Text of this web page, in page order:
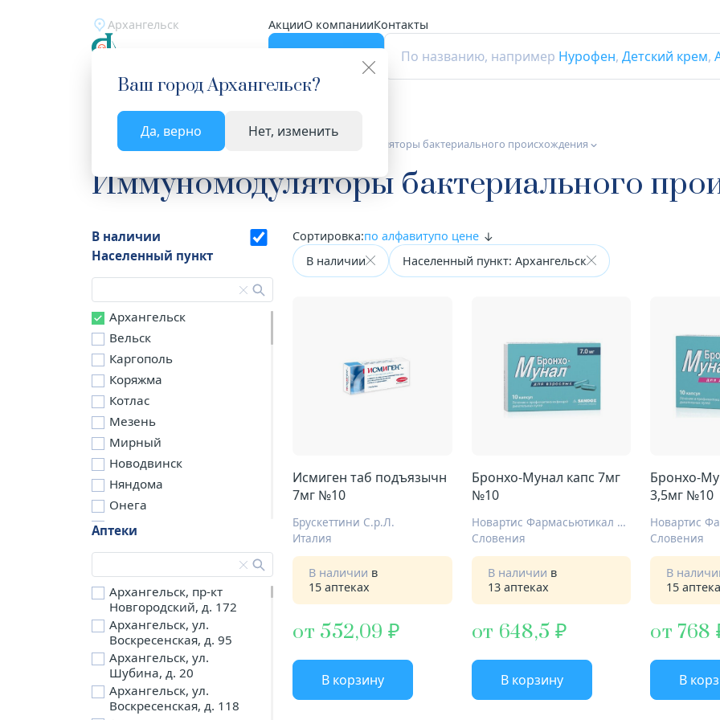
Архангельск АкцииО компанииКонтакты
По названию, например Нурофен, Детский крем,
Ваш городАрхангельск?
Да, верно Нет, изменить
Главная Каталог Лекарства и БАД Иммуномодуляторы бактериального происхождения
Иммуномодуляторы бактериального
В наличии
Населенный пункт
Архангельск
Вельск
Каргополь
Коряжма
Котлас
Мезень
Мирный
Новодвинск
Няндома
Онега
Северодвинск
д. Бережная
д. Петариха
д. Согра
п. Березник
п. Боброво
п. Вычегодский
п. Двинской,
Аптеки
Архангельск, пр-кт
Новгородский, д. 172
Архангельск, ул.
Воскресенская, д. 95
Архангельск, ул.
Шубина, д. 20
Архангельск, ул.
Воскресенская, д. 118
Сортировка:по алфавитупо цене
В наличии
Населенный пункт: Архангельск
Исмиген таб подъязычн
7мг №10
Брускеттини С.р.Л.
Италия
В наличии в
15 аптеках
от 552,09
В корзину
Бронхо-Мунал капс 7мг
№10
Новартис Фармасьютикал Мэньюфекчуринг
Словения
В наличии в
13 аптеках
от 648,5
В корзину
Бронхо-
3,5мг №10
Словения
В
15
от 768
В